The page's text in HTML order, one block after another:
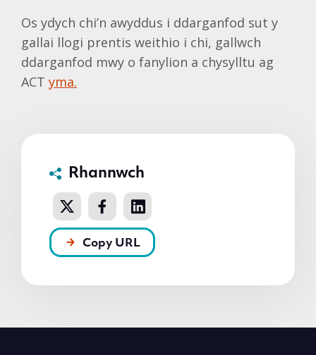
Os ydych chi’n awyddus i ddarganfod sut y
gallai llogi prentis weithio i chi, gallwch
ddarganfod mwy o fanylion a chysylltu ag
ACT yma.
Rhannwch
Copy URL